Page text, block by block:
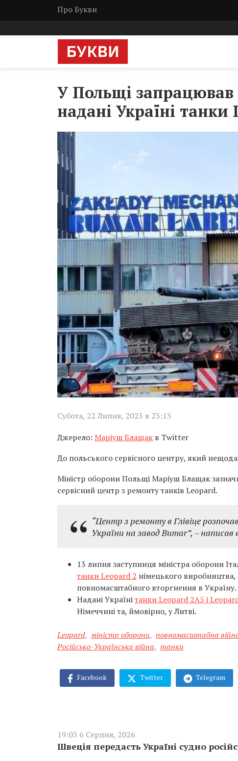
Про Букви
У Польщі запрацював
надані Україні танки
Субота, 22 Липня, 2023 в 23:13
Джерело: Маріуш Блащак в Twitter
До польського сервісного центру, який
Міністр оборони Польщі Маріуш Блащак
сервісний центр з ремонту танків Leopard.
“Центр з ремонту в Глівіце
України на завод Bumar”, – написав
13 липня заступниця міністра оборони
танки Leopard 2 німецького виробництва,
повномасштабного вторгнення в Україну.
Надані Українітанки Leopard 2A5 і
Німеччині та, ймовірно, у Литві.
Leopard, міністр оборони, повномасштабна
Російсько-Українська війна, танки
Facebook Twitter Telegram
19:03 6 Серпня, 2026
Швеція передасть Україні судно